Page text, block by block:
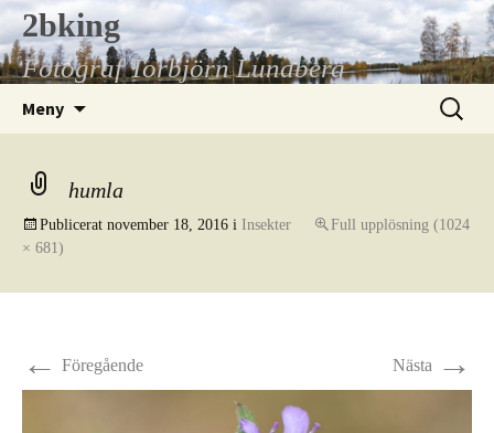
Hoppa
till
innehåll
2bking
Fotograf Torbjörn Lundberg
Meny
Sök
efter:
humla
Publicerat november 18, 2016 i Insekter
Full upplösning (1024
× 681)
← Föregående Nästa →